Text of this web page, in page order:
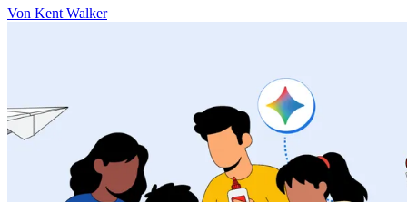
Von Kent Walker